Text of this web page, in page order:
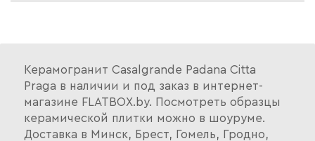
Керамогранит Casalgrande Padana Citta
Praga в наличии и под заказ в интернет-
магазине FLATBOX.by. Посмотреть образцы
керамической плитки можно в шоуруме.
Доставка в Минск, Брест, Гомель, Гродно,